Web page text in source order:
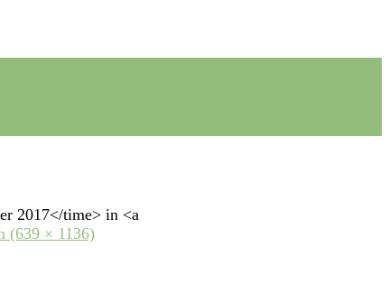
2017</time> in <a
(639 × 1136)